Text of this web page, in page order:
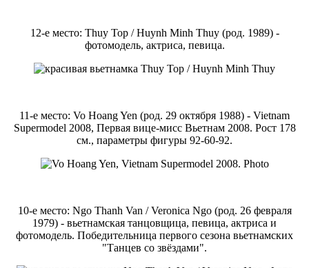
12-е место: Thuy Top / Huynh Minh Thuy (род. 1989) -
фотомодель, актриса, певица.
11-е место: Vo Hoang Yen (род. 29 октября 1988) - Vietnam
Supermodel 2008, Первая вице-мисс Вьетнам 2008. Рост 178
см., параметры фигуры 92-60-92.
10-е место: Ngo Thanh Van / Veronica Ngo (род. 26 февраля
1979) - вьетнамская танцовщица, певица, актриса и
фотомодель. Победительница первого сезона вьетнамских
"Танцев со звёздами".